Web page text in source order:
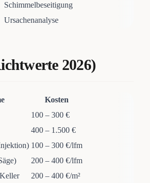
Schimmelbeseitigung
Ursachenanalyse
2026)
Kosten
100 – 300 €
400 – 1.500 €
100 – 300 €/lfm
200 – 400 €/lfm
200 – 400 €/m²